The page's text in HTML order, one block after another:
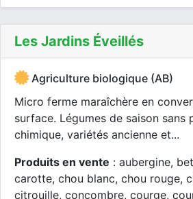
Les Jardins Éveillés
Agriculture biologique (AB)
Micro ferme maraîchère en
surface. Légumes de saison
chimique, variétés ancienne et...
Produits en vente : aubergine,
carotte, chou blanc, chou rouge,
citrouille, concombre, courge,